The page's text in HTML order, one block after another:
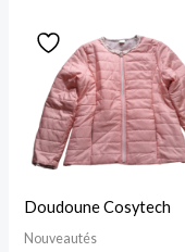
Doudoune Cosytech
Nouveautés